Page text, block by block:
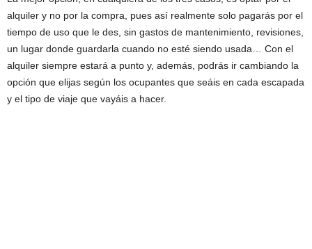
alquiler y no por la compra, pues así realmente solo pagarás por el
tiempo de uso que le des, sin gastos de mantenimiento, revisiones,
un lugar donde guardarla cuando no esté siendo usada… Con el
alquiler siempre estará a punto y, además, podrás ir cambiando la
opción que elijas según los ocupantes que seáis en cada escapada
y el tipo de viaje que vayáis a hacer.